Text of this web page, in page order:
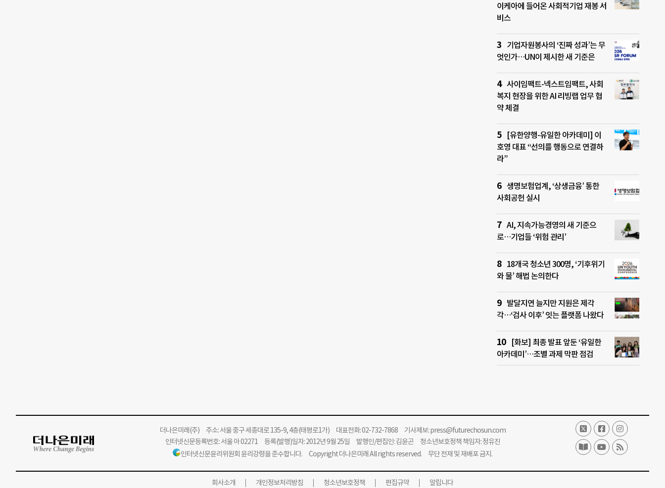
이케아에 들어온 사회적기업 재봉 서
비스
기업자원봉사의 ‘진짜 성과’는 무
엇인가…UN이 제시한 새 기준은
사이임팩트-넥스트임팩트, 사회
복지 현장을 위한 AI 리빙랩 업무 협
약 체결
[유한양행-유일한 아카데미] 이
호영 대표 “선의를 행동으로 연결하
라”
생명보험업계, ‘상생금융’ 통한
사회공헌 실시
AI, 지속가능경영의 새 기준으
로…기업들 ‘위험 관리’
18개국 청소년 300명, ‘기후위기
와 물’ 해법 논의한다
발달지연 늘지만 지원은 제각
각…‘검사 이후’ 잇는 플랫폼 나왔다
[화보] 최종 발표 앞둔 ‘유일한
아카데미’…조별 과제 막판 점검
더나은미래(주)주소: 서울 중구 세종대로 135-9, 4층(태평로1가) 대표전화: 02-732-7868 기사제보:press@futurechosun.com
인터넷신문등록번호: 서울 아 02271 등록(발행)일자: 2012년 9월 25일 발행인/편집인: 김윤곤 청소년보호정책 책임자: 정유진
인터넷신문윤리위원회 윤리강령을 준수합니다. Copyright 더나은미래 All rights reserved. 무단 전재 및 재배포 금지.
회사소개 개인정보처리방침 청소년보호정책 편집규약 알립니다